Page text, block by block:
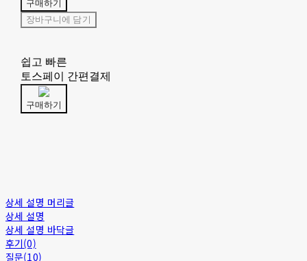
구매하기
장바구니에 담기
쉽고 빠른
토스페이 간편결제
구매하기
상세 설명 머리글
상세 설명
상세 설명 바닥글
후기(0)
질문(10)